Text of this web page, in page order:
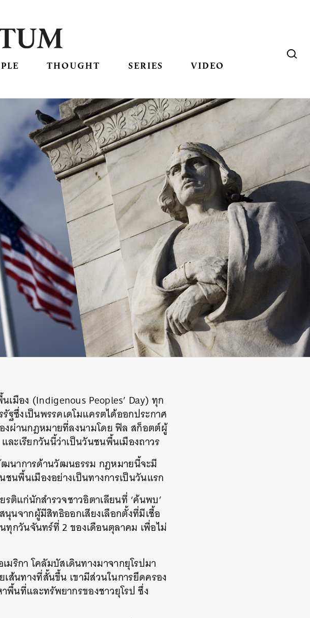
THOUGHT SERIES VIDEO
มือง (Indigenous Peoples’ Day) ทุก
ซึ่งเป็นพรรคเดโมแครตได้ออกประกาศ
งผ่านกฎหมายที่ลงนามโดย ฟิล สก็อตต์ผู้
ะเรียกวันนี้ว่าเป็นวันชนพื้นเมืองถาวร
นาการด้านวัฒนธรรม กฎหมายนี้จะมี
นพื้นเมืองอย่างเป็นทางการเป็นวันแรก
ติแก่นักสำรวจชาวอิตาเลียนที่ ‘ค้นพบ’
นุนจากผู้มีสิทธิออกเสียงเลือกตั้งที่มีเชื้อ
ทุกวันจันทร์ที่ 2 ของเดือนตุลาคม เพื่อไม่
มริกา โคลัมบัสเดินทางมาจากยุโรปมา
ส้นทางที่สั้นขึ้น เขามีส่วนในการยึดครอง
พื้นที่และทรัพยากรของชาวยุโรป ซึ่ง